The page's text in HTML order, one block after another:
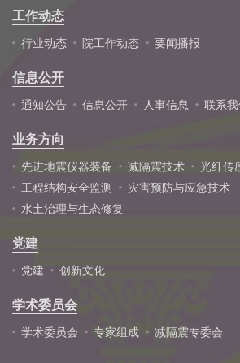
工作动态
行业动态 院工作动态 要闻播报
信息公开
通知公告 信息公开 人事信息 联系我
业务方向
先进地震仪器装备 减隔震技术
光纤传
工程结构安全监测
灾害预防与应急技术
水土治理与生态修复
党建
党建 创新文化
学术委员会
学术委员会 专家组成 减隔震专委会